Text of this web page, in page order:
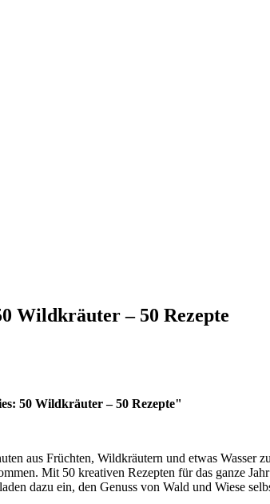
Wildkräuter – 50 Rezepte
50 Wildkräuter – 50 Rezepte"
aus Früchten, Wildkräutern und etwas Wasser
Mit 50 kreativen Rezepten für das ganze
dazu ein, den Genuss von Wald und Wiese